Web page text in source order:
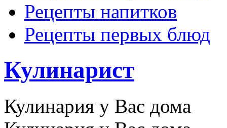
Рецепты напитков
Рецепты первых блюд
Кулинарист
Кулинария у Вас дома